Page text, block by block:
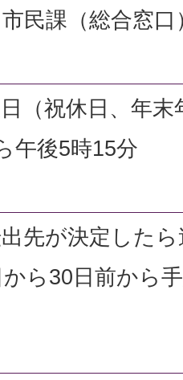
民課（総合窓口
（祝休日、年
午後5時15分
先が決定した
ら30日前から